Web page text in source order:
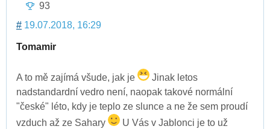
93
# 19.07.2018, 16:29
Tomamir
A to mě zajímá všude, jak je
Jinak letos
nadstandardní vedro není, naopak takové normální
"české" léto, kdy je teplo ze slunce a ne že sem proudí
vzduch až ze Sahary
U Vás v Jablonci je to už